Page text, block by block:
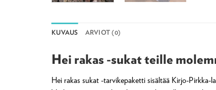
KUVAUS ARVIOT (0)
Hei rakas -sukat teille
Hei rakas sukat -tarvikepaketti sisältää Kirjo-Pirkka-